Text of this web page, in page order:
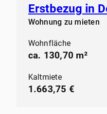
Wohnung zu mieten
Wohnfläche
ca. 130,70 m²
Kaltmiete
1.663,75 €